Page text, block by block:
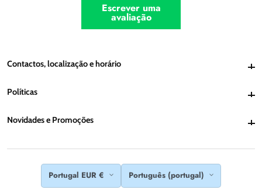
Escrever uma
avaliação
Contactos, localização e horárioContactos, localização e horário
Políticas
Novidades e PromoçõesNovidades e Promoções
Portugal EUR € Português (portugal)